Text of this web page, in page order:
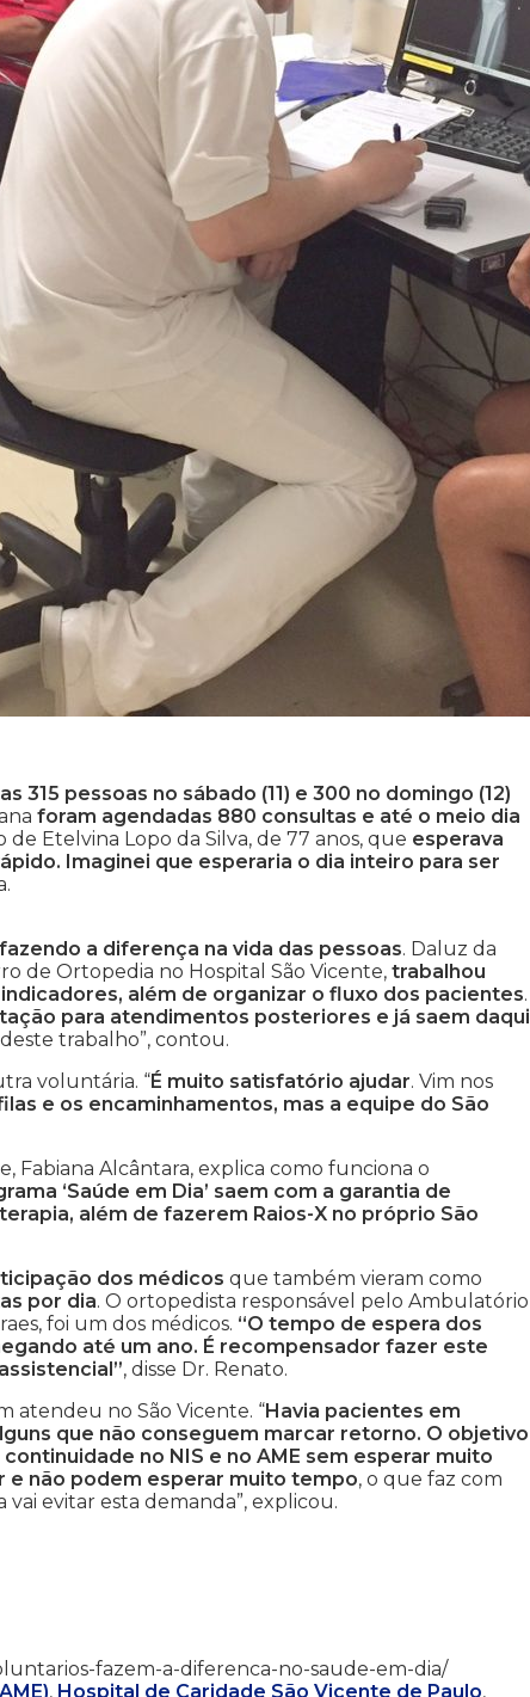
315 pessoas no sábado (11) e 300 no domingo (12)
foram agendadas 880 consultas e até o meio dia
de Etelvina Lopo da Silva, de 77 anos, que esperava
Imaginei que esperaria o dia inteiro para ser
a diferença na vida das pessoas. Daluz da
de Ortopedia no Hospital São Vicente, trabalhou
além de organizar o fluxo dos pacientes.
para atendimentos posteriores e já saem daqui
trabalho”, contou.
voluntária. “É muito satisfatório ajudar. Vim nos
e os encaminhamentos, mas a equipe do São
Fabiana Alcântara, explica como funciona o
‘Saúde em Dia’ saem com a garantia de
além de fazerem Raios-X no próprio São
dos médicos que também vieram como
por dia. O ortopedista responsável pelo Ambulatório
foi um dos médicos. “O tempo de espera dos
até um ano. É recompensador fazer este
, disse Dr. Renato.
atendeu no São Vicente. “Havia pacientes em
que não conseguem marcar retorno. O objetivo
no NIS e no AME sem esperar muito
não podem esperar muito tempo, o que faz com
evitar esta demanda”, explicou.
fazem-a-diferenca-no-saude-em-dia/
, Hospital de Caridade São Vicente de Paulo,